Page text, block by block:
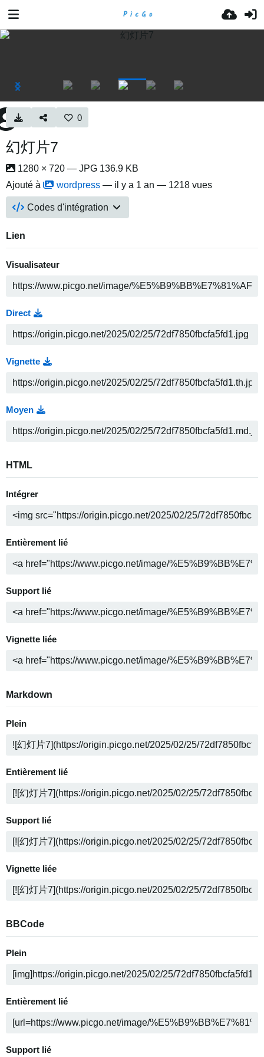
0
幻灯片7
1280 × 720 — JPG 136.9 KB
Ajouté à
wordpress — il y a 1 an — 1218 vues
Codes d'intégration
Lien
Visualisateur
Direct
Vignette
Moyen
HTML
Intégrer
Entièrement lié
Support lié
Vignette liée
Markdown
Plein
Entièrement lié
Support lié
Vignette liée
BBCode
Plein
Entièrement lié
Support lié